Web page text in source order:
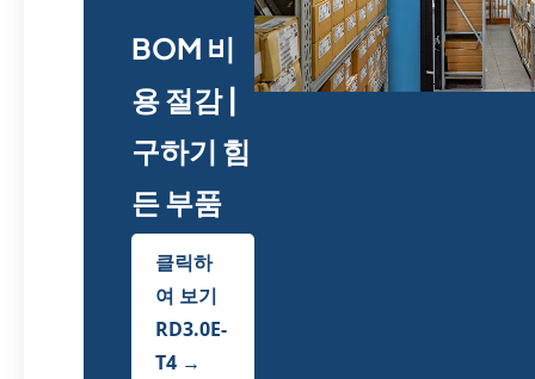
BOM 비
용 절감 |
구하기 힘
든 부품
클릭하
여 보기
RD3.0E-
T4 →